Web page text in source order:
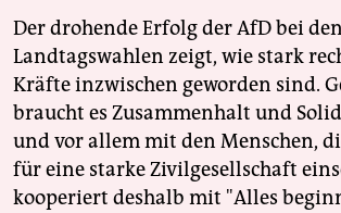
Der drohende Erfolg der AfD bei
Landtagswahlen zeigt, wie stark
Kräfte inzwischen geworden sind.
braucht es Zusammenhalt und
und vor allem mit den Menschen,
für eine starke Zivilgesellschaft
kooperiert deshalb mit "Alles